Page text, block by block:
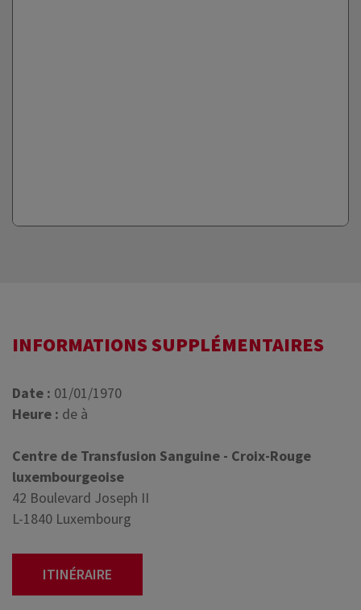
INFORMATIONS SUPPLÉMENTAIRES
Date : 01/01/1970
Heure : de à
Centre de Transfusion Sanguine - Croix-Rouge
luxembourgeoise
42 Boulevard Joseph II
L-1840 Luxembourg
ITINÉRAIRE